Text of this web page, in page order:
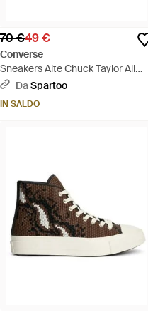
70 €49 €
Converse
Sneakers Alte Chuck Taylor All
Star Malden Street - Bianco
DaSpartoo
IN SALDO